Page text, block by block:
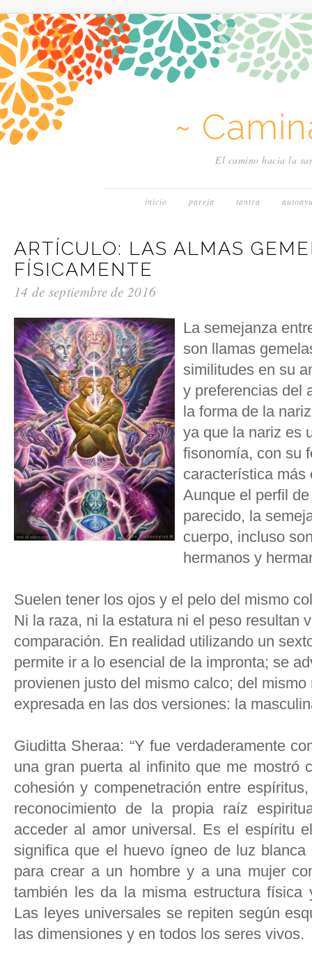
~
El camino hacia la
inicio pareja tantra
ARTÍCULO: LAS ALMAS
FÍSICAMENTE
14 de septiembre de 2016
La semejanza
son llamas
similitudes en su
y preferencias del
la forma de la
ya que la nariz es
fisonomía, con su
característica más
Aunque el perfil
parecido, la
cuerpo, incluso
hermanos y
Suelen tener los ojos y el pelo del mismo
Ni la raza, ni la estatura ni el peso resultan
comparación. En realidad utilizando un
permite ir a lo esencial de la impronta; se
provienen justo del mismo calco; del
expresada en las dos versiones: la
Giuditta Sheraa: “Y fue verdaderamente
una gran puerta al infinito que me mostró
cohesión y compenetración entre
reconocimiento de la propia raíz
acceder al amor universal. Es el espíritu
significa que el huevo ígneo de luz
para crear a un hombre y a una mujer
también les da la misma estructura física
Las leyes universales se repiten según
las dimensiones y en todos los seres vivos.